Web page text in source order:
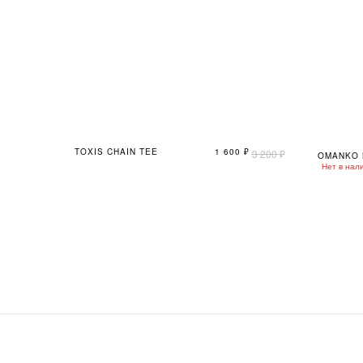
TOXIS CHAIN TEE 1 600 ₽ 3 200₽ OMANKO
Нет в